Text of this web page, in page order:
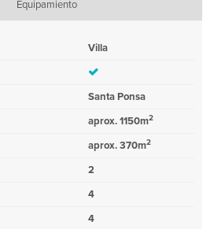
Equipamiento
Villa
Santa Ponsa
aprox. 1150m2
aprox. 370m2
2
4
4